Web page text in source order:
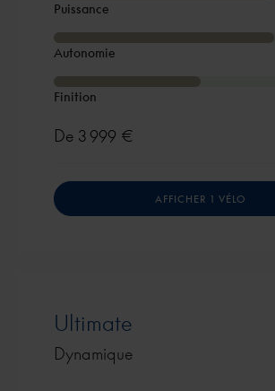
Puissance
Autonomie
Finition
De 3 999 €
AFFICHER 1 VÉLO
Ultimate
Dynamique